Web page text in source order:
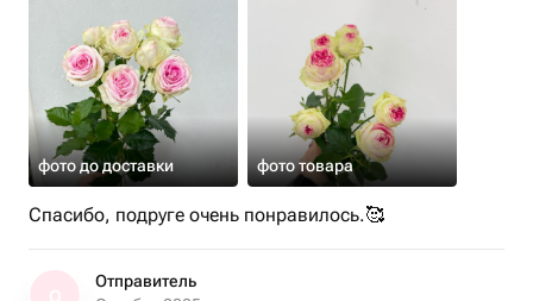
фото до доставки фото товара
Спасибо, подруге очень понравилось.🥰
Отправитель